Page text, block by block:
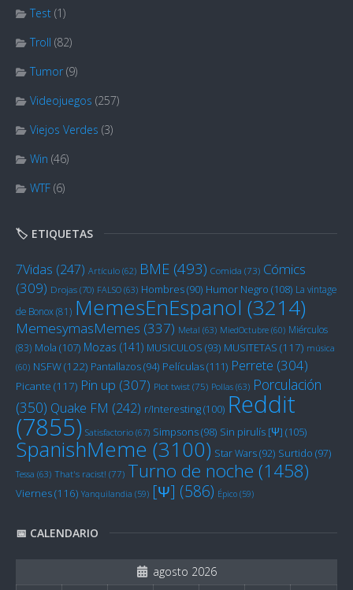
Test (1)
Troll (82)
Tumor (9)
Videojuegos (257)
Viejos Verdes (3)
Win (46)
WTF (6)
🏷️ ETIQUETAS
7Vidas (247) Artículo (62) BME (493) Comida (73) Cómics
(309) Drojas (70) FALSO (63) Hombres(90) Humor Negro (108) La vintage
de Bonox(81) MemesEnEspanol (3214)
MemesymasMemes (337) Metal (63) MiedOctubre (60) Miérculos
(83) Mola (107) Mozas (141) MUSICULOS (93) MUSITETAS (117) música
(60) NSFW(122) Pantallazos(94) Películas(111) Perrete (304)
Picante (117) Pin up (307) Plot twist (75) Pollas (63) Porculación
(350) Quake FM (242) r/Interesting(100) Reddit
(7855) Satisfactorio (67) Simpsons(98) Sin pirulís [Ψ] (105)
SpanishMeme (3100) Star Wars(92) Surtido (97)
Tessa (63) That's racist! (77) Turno de noche (1458)
Viernes(116) Yanquilandia (59) [Ψ] (586) Épico (59)
📅 CALENDARIO
agosto 2026